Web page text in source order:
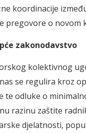
koordinacije
pregovore o novom
zakonodavstvo
kolektivnog
se regulira kroz
te odluke o
razinu zaštite
djelatnosti,